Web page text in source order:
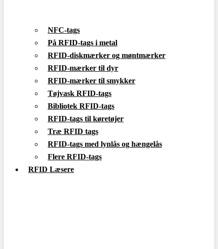
NFC-tags
På RFID-tags i metal
RFID-diskmærker og møntmærker
RFID-mærker til dyr
RFID-mærker til smykker
Tøjvask RFID-tags
Bibliotek RFID-tags
RFID-tags til køretøjer
Træ RFID tags
RFID-tags med lynlås og hængelås
Flere RFID-tags
RFID Læsere